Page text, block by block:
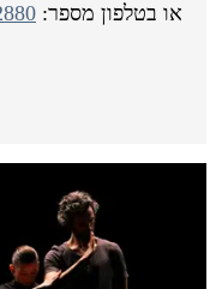
או בטלפון מספר: *2880